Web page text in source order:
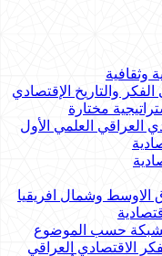
وثقافية
والتاريخ الإقتصادي
مختارة
العراقي العلمي الأول
الاوسط وشمال افريقيا
حسب الموضوع
الاقتصادي العراقي